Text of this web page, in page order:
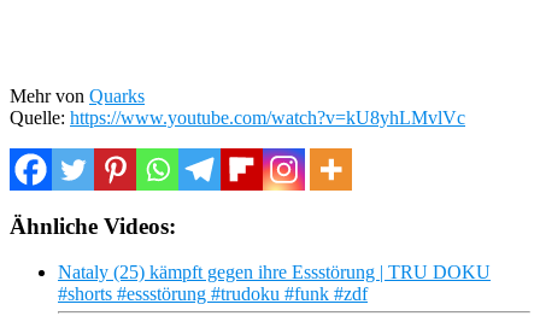
Mehr von Quarks
Quelle: https://www.youtube.com/watch?v=kU8yhLMvlVc
Ähnliche Videos:
Nataly (25) kämpft gegen ihre Essstörung | TRU DOKU
#shorts #essstörung #trudoku #funk #zdf